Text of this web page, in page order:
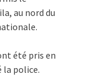
au nord du
été pris en
la police.